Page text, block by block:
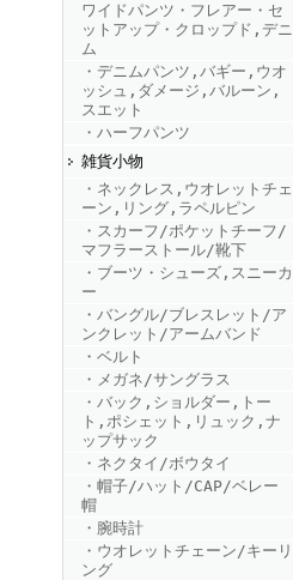
FINEBOYS2025年8月号
FINEBOYS2025年7月号
FINEBOYS2025年6月号
ワイドパンツ・フレアー・セ
ットアップ・クロップド,デニ
ム
・デニムパンツ,バギー,ウオ
ッシュ,ダメージ,バルーン,
スエット
・ハーフパンツ
雑貨小物
・ネックレス,ウオレットチェ
ーン,リング,ラペルピン
・スカーフ/ポケットチーフ/
マフラーストール/靴下
・ブーツ・シューズ,スニーカ
ー
・バングル/ブレスレット/ア
ンクレット/アームバンド
・ベルト
・メガネ/サングラス
・バック,ショルダー,トー
ト,ポシェット,リュック,ナ
ップサック
・ネクタイ/ボウタイ
・帽子/ハット/CAP/ベレー
帽
・腕時計
・ウオレットチェーン/キーリ
ング